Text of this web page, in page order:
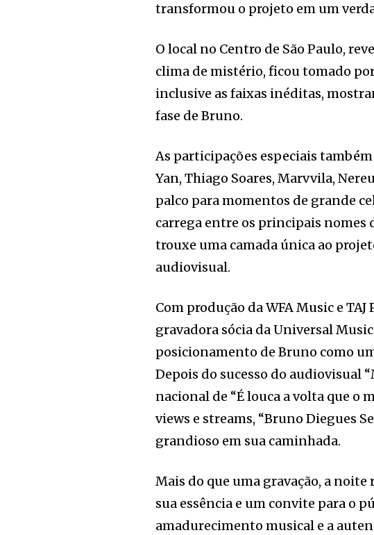
transformou o projeto em um
O local no Centro de São Paulo,
clima de mistério, ficou tomado
inclusive as faixas inéditas,
fase de Bruno.
As participações especiais
Yan, Thiago Soares, Marvvila,
palco para momentos de grande
carrega entre os principais nomes
trouxe uma camada única ao
audiovisual.
Com produção da WFA Music e
gravadora sócia da Universal
posicionamento de Bruno como
Depois do sucesso do audiovisual
nacional de “É louca a volta que o
views e streams, “Bruno Diegues
grandioso em sua caminhada.
Mais do que uma gravação, a
sua essência e um convite para o
amadurecimento musical e a